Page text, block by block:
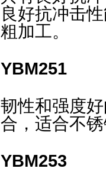
良好抗冲击
粗加工。
YBM251
韧性和强度
合，适合不
YBM253